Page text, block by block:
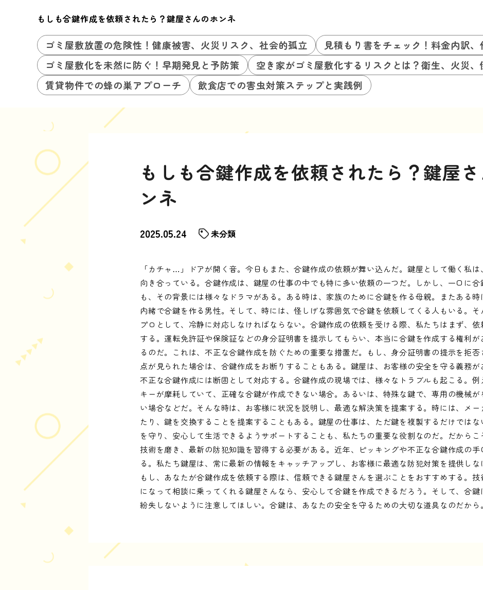
もしも合鍵作成を依頼されたら？鍵屋さんのホンネ
ゴミ屋敷放置の危険性！健康被害、火災リスク、社会的孤立
見積もり書をチェック！料金内訳
ゴミ屋敷化を未然に防ぐ！早期発見と予防策
空き家がゴミ屋敷化するリスクとは？衛生、火災
賃貸物件での蜂の巣アプローチ
飲食店での害虫対策ステップと実践例
もしも合鍵作成を依頼されたら？鍵屋
ンネ
2025.05.24 未分類
「カチャ…」ドアが開く音。今日もまた、合鍵作成の依頼が舞い込んだ。鍵屋として働く私は
向き合っている。合鍵作成は、鍵屋の仕事の中でも特に多い依頼の一つだ。しかし、一口に合
も、その背景には様々なドラマがある。ある時は、家族のために合鍵を作る母親。またある時
内緒で合鍵を作る男性。そして、時には、怪しげな雰囲気で合鍵を依頼してくる人もいる。そ
プロとして、冷静に対応しなければならない。合鍵作成の依頼を受ける際、私たちはまず、
する。運転免許証や保険証などの身分証明書を提示してもらい、本当に合鍵を作成する権利
るのだ。これは、不正な合鍵作成を防ぐための重要な措置だ。もし、身分証明書の提示を拒否
点が見られた場合は、合鍵作成をお断りすることもある。鍵屋は、お客様の安全を守る義務が
不正な合鍵作成には断固として対応する。合鍵作成の現場では、様々なトラブルも起こる。例
キーが摩耗していて、正確な合鍵が作成できない場合。あるいは、特殊な鍵で、専用の機械が
い場合などだ。そんな時は、お客様に状況を説明し、最適な解決策を提案する。時には、メー
たり、鍵を交換することを提案することもある。鍵屋の仕事は、ただ鍵を複製するだけでは
を守り、安心して生活できるようサポートすることも、私たちの重要な役割なのだ。だからこ
技術を磨き、最新の防犯知識を習得する必要がある。近年、ピッキングや不正な合鍵作成の手
る。私たち鍵屋は、常に最新の情報をキャッチアップし、お客様に最適な防犯対策を提供しな
もし、あなたが合鍵作成を依頼する際は、信頼できる鍵屋さんを選ぶことをおすすめする。
になって相談に乗ってくれる鍵屋さんなら、安心して合鍵を作成できるだろう。そして、合鍵
紛失しないように注意してほしい。合鍵は、あなたの安全を守るための大切な道具なのだから。